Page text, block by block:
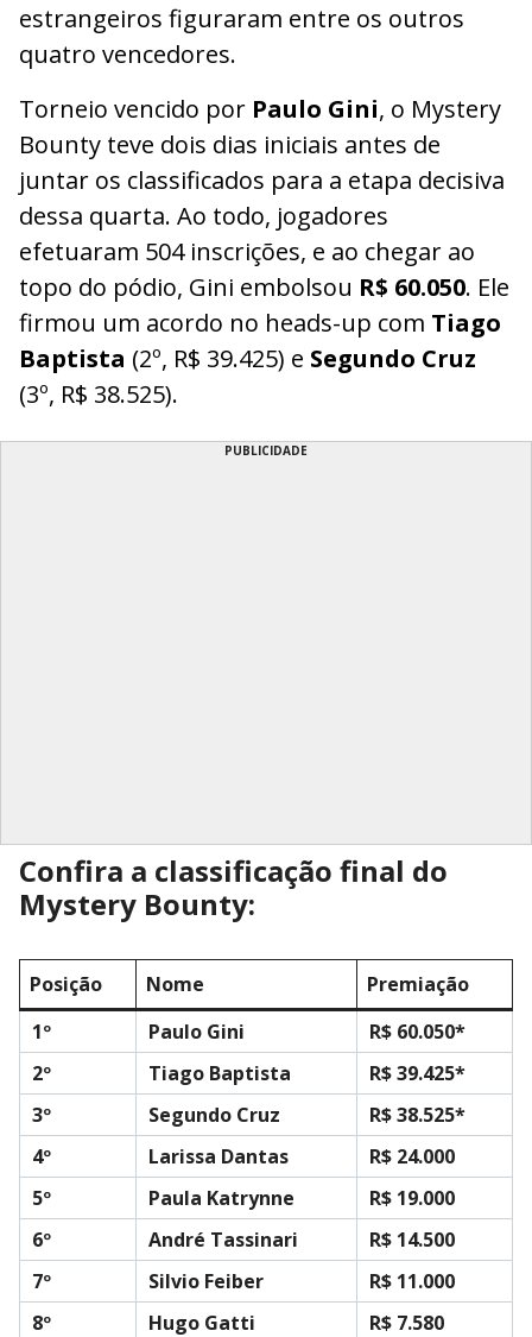
estrangeiros figuraram entre os outros
quatro vencedores.
Torneio vencido por Paulo Gini, o Mystery
Bounty teve dois dias iniciais antes de
juntar os classificados para a etapa decisiva
dessa quarta. Ao todo, jogadores
efetuaram 504 inscrições, e ao chegar ao
topo do pódio, Gini embolsou R$ 60.050. Ele
firmou um acordo no heads-up com Tiago
Baptista (2º, R$ 39.425) e Segundo Cruz
(3º, R$ 38.525).
PUBLICIDADE
Confira a classificação final do
Mystery Bounty:
Posição Nome
Premiação
1º
Paulo Gini
R$ 60.050*
2º
Tiago Baptista
R$ 39.425*
3º
Segundo Cruz
R$ 38.525*
4º
Larissa Dantas
R$ 24.000
5º
Paula Katrynne
R$ 19.000
6º
André Tassinari
R$ 14.500
7º
Silvio Feiber
R$ 11.000
8º
Hugo Gatti
R$ 7.580